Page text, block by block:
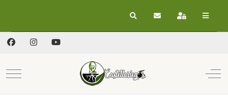
BuscarSuscribirse a las
Registrarse
Mobile Menu Toggle